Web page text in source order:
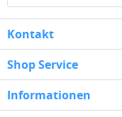
Kontakt
Shop Service
Informationen